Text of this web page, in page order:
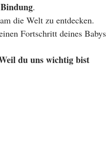
.
die Welt zu entdecken.
Fortschritt deines
du uns wichtig bist